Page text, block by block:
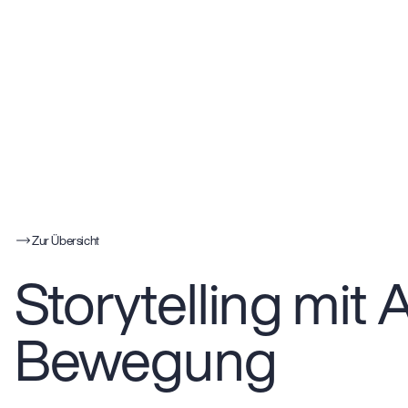
Zur Übersicht
Storytelling mit
Bewegung